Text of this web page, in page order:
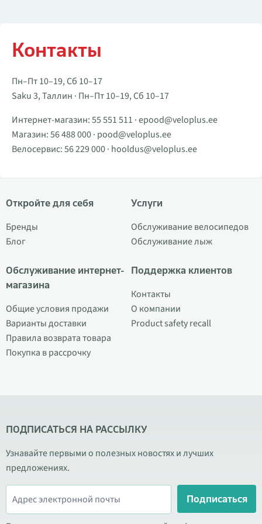
Контакты
Пн–Пт 10–19, Сб 10–17
Saku 3, Таллин · Пн–Пт 10–19, Сб 10–17
Интернет-магазин:55 551 511 ·epood@veloplus.ee
Магазин:56 488 000· pood@veloplus.ee
Велосервис:56 229 000· hooldus@veloplus.ee
Откройте для себя
Бренды
Блог
Обслуживание интернет-
магазина
Общие условия продажи
Варианты доставки
Правила возврата товара
Покупка в рассрочку
Услуги
Обслуживание велосипедов
Обслуживание лыж
Поддержка клиентов
Контакты
О компании
Product safety recall
ПОДПИСАТЬСЯ НА РАССЫЛКУ
Узнавайте первыми о полезных новостях и лучших
предложениях.
Подписаться